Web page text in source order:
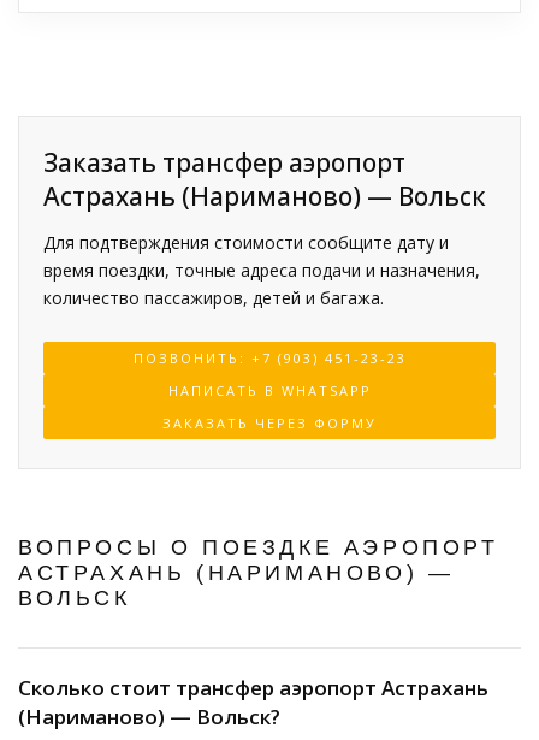
Заказать трансфер аэропорт
Астрахань (Нариманово) — Вольск
Для подтверждения стоимости сообщите дату и
время поездки, точные адреса подачи и назначения,
количество пассажиров, детей и багажа.
ПОЗВОНИТЬ: +7 (903) 451-23-23
НАПИСАТЬ В WHATSAPP
ЗАКАЗАТЬ ЧЕРЕЗ ФОРМУ
ВОПРОСЫ О ПОЕЗДКЕ АЭРОПОРТ
АСТРАХАНЬ (НАРИМАНОВО) —
ВОЛЬСК
Сколько стоит трансфер аэропорт Астрахань
(Нариманово) — Вольск?